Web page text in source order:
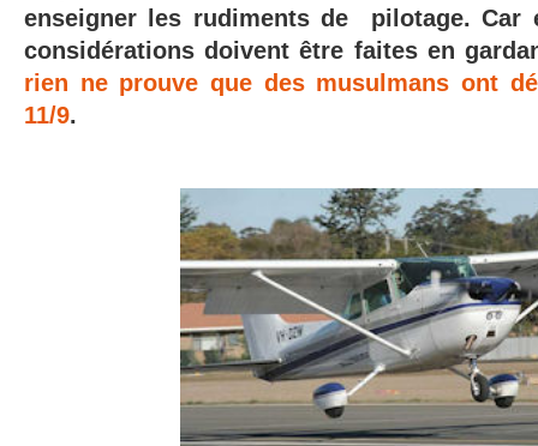
enseigner les rudiments de pilotage. Car
considérations doivent être faites en
rien ne prouve que des musulmans ont
11/9.